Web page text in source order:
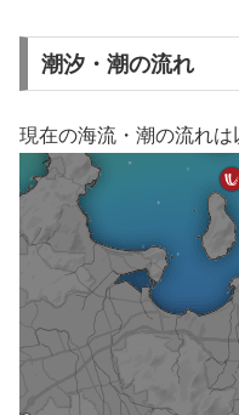
潮汐・潮の流れ
現在の海流・潮の流れは